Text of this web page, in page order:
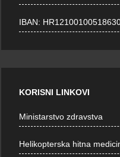
IBAN:
KORISNI LINKOVI
Ministarstvo zdravstva
Helikopterska hitna